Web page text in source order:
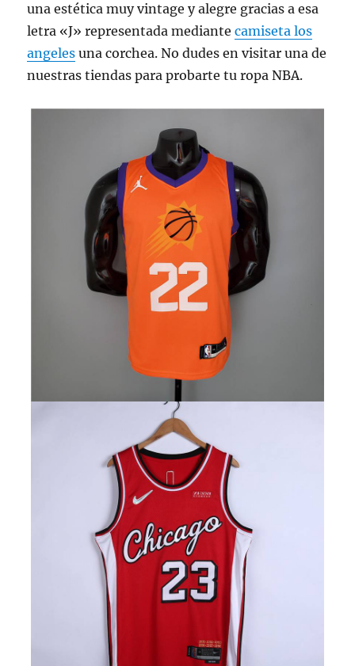
una estética muy vintage y alegre gracias a esa
letra «J» representada mediantecamiseta los
angeles una corchea. No dudes en visitar una de
nuestras tiendas para probarte tu ropa NBA.